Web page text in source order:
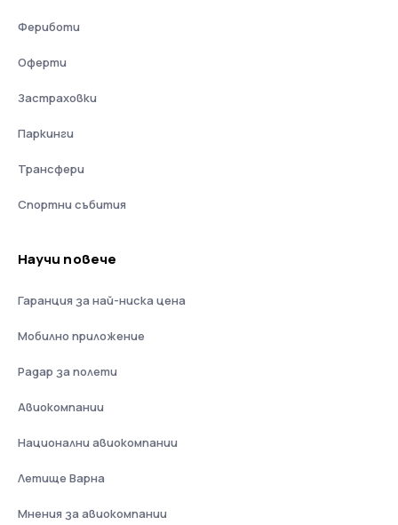
Фериботи
Оферти
Застраховки
Паркинги
Трансфери
Спортни събития
Научи повече
Гаранция за най-ниска цена
Мобилно приложение
Радар за полети
Авиокомпании
Национални авиокомпании
Летище Варна
Мнения за авиокомпании